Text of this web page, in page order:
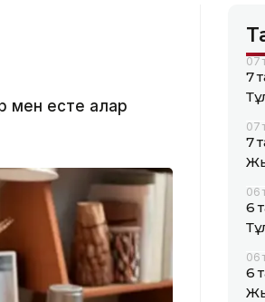
мен есте қалар
07
7
07
7
06
6
06
6